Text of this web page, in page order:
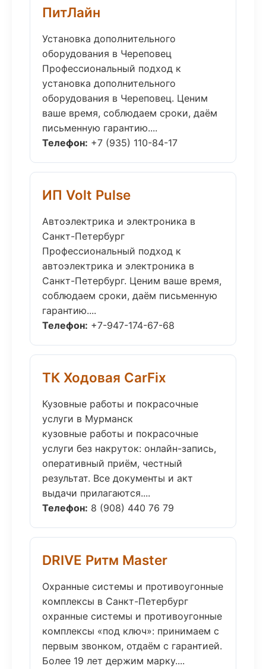
ПитЛайн
Установка дополнительного
оборудования в Череповец
Профессиональный подход к
установка дополнительного
оборудования в Череповец. Ценим
ваше время, соблюдаем сроки, даём
письменную гарантию....
Телефон: +7 (935) 110-84-17
ИП Volt Pulse
Автоэлектрика и электроника в
Санкт-Петербург
Профессиональный подход к
автоэлектрика и электроника в
Санкт-Петербург. Ценим ваше время,
соблюдаем сроки, даём письменную
гарантию....
Телефон: +7-947-174-67-68
ТК Ходовая CarFix
Кузовные работы и покрасочные
услуги в Мурманск
кузовные работы и покрасочные
услуги без накруток: онлайн-запись,
оперативный приём, честный
результат. Все документы и акт
выдачи прилагаются....
Телефон: 8 (908) 440 76 79
DRIVE Ритм Master
Охранные системы и противоугонные
комплексы в Санкт-Петербург
охранные системы и противоугонные
комплексы «под ключ»: принимаем с
первым звонком, отдаём с гарантией.
Более 19 лет держим марку....